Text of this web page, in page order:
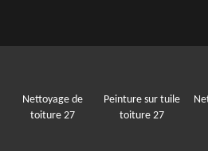
Nettoyage de
toiture 27
Peinture sur tuile
toiture 27